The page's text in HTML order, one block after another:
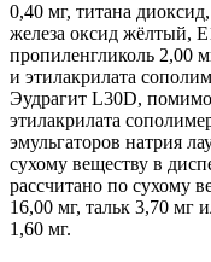
0,40 мг, титана
железа оксид жёлтый,
пропиленгликоль 2,00
и этилакрилата
Эудрагит L30D,
этилакрилата
эмульгаторов натрия
сухому веществу в
рассчитано по сухому
16,00 мг, тальк 3,70 мг
1,60 мг.